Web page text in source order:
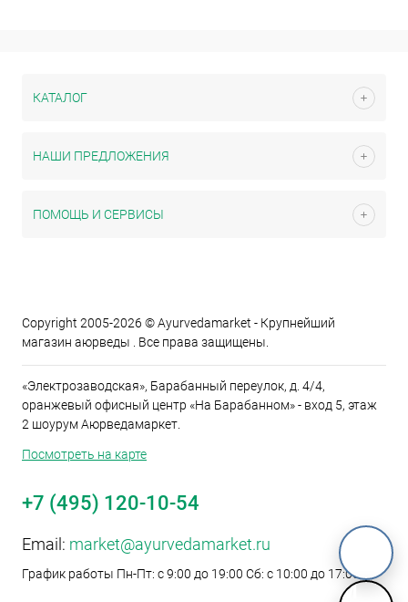
M
КАТАЛОГ
НАШИ ПРЕДЛОЖЕНИЯ
ПОМОЩЬ И СЕРВИСЫ
Copyright 2005-2026 © Ayurvedamarket - Крупнейший
магазин аюрведы . Все права защищены.
«Электрозаводская», Барабанный переулок, д. 4/4,
оранжевый офисный центр «На Барабанном» - вход 5, этаж
2 шоурум Аюрведамаркет.
Посмотреть на карте
+7 (495) 120-10-54
Email: market@ayurvedamarket.ru
График работы Пн-Пт: с 9:00 до 19:00 Сб: с 10:00 до 17:00